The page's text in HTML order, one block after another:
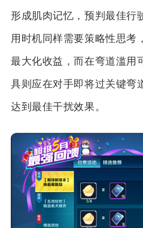
形成肌肉记忆，预判最佳行
用时机同样需要策略性思考
最大化收益，而在弯道滥用
具则应在对手即将过关键弯
达到最佳干扰效果。